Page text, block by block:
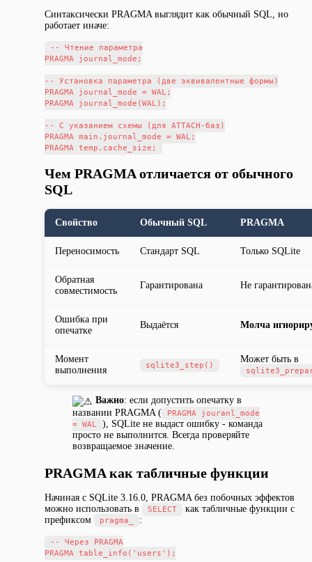
Синтаксически PRAGMA выглядит как обычный SQL, но
работает иначе:
-- Чтение параметра
PRAGMA journal_mode;
-- Установка параметра (две эквивалентные формы)
PRAGMA journal_mode = WAL;
PRAGMA journal_mode(WAL);
-- С указанием схемы (для ATTACH-баз)
PRAGMA main.journal_mode = WAL;
Чем PRAGMA отличается от обычного
SQL
Свойство Обычный SQL PRAGMA
Переносимость Стандарт SQL Только SQLite
Обратная
совместимость
Гарантирована Не
Ошибка при
опечатке
Выдаётся Молча
Момент
выполнения
sqlite3_step()
Может быть в
Важно: если допустить опечатку в
названии PRAGMA (
PRAGMA jouranl_mode
= WAL
), SQLite не выдаст ошибку - команда
просто не выполнится. Всегда проверяйте
возвращаемое значение.
PRAGMA как табличные функции
Начиная с SQLite 3.16.0, PRAGMA без побочных эффектов
можно использовать в
SELECT
как табличные функции с
префиксом
pragma_ :
-- Через PRAGMA
PRAGMA table_info('users');